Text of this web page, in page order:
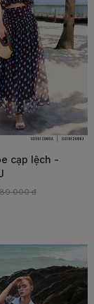
cạp lệch -
đ